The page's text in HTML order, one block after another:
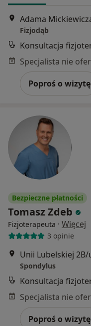
Adama
Fizjodąb
Konsultacja
Poproś o wizytę
Bezpieczne płatności
Tomasz Zdeb
Fizjoterapeuta · Więcej
3 opinie
Unii Lubelskiej 2B/
Spondylus
Konsultacja
Poproś o wizytę